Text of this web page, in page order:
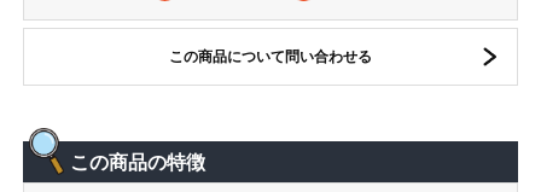
この商品について問い合わせる
この商品の特徴